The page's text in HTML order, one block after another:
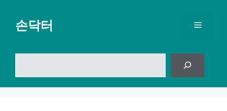
손닥터 메
뉴